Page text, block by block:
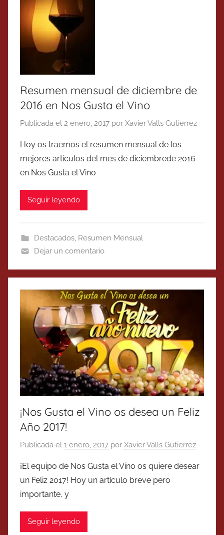
Resumen mensual de diciembre de
2016 en Nos Gusta el Vino
Publicada el 2 enero, 2017 por Xavier Valls Gutierrez
Hoy os traemos el resumen mensual de los
mejores artículos del mes de diciembrede 2016
en Nos Gusta el Vino
Seguir leyendo
Destacados, Resumen Mensual
Dejar un comentario
¡Nos Gusta el Vino os desea un Feliz
Año 2017!
Publicada el 1 enero, 2017 por Xavier Valls Gutierrez
¡El equipo de Nos Gusta el Vino os quiere desear
un Feliz 2017! Hoy un artículo breve pero
importante, y
Seguir leyendo